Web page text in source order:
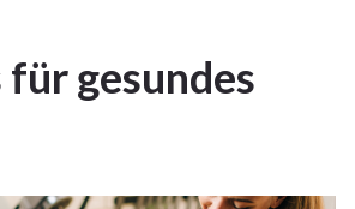
gesundes